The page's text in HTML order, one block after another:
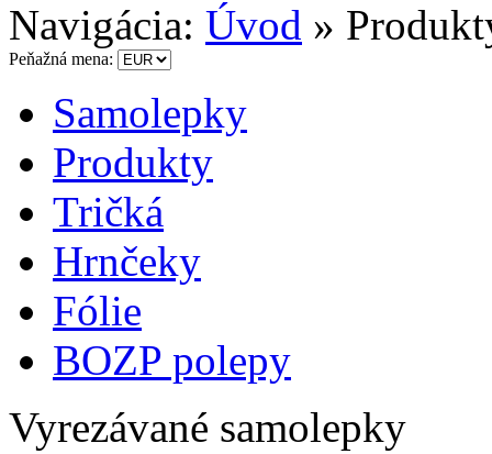
Navigácia: Úvod »
Peňažná mena:
Samolepky
Produkty
Tričká
Hrnčeky
Fólie
BOZP polepy
Vyrezávané samolepky